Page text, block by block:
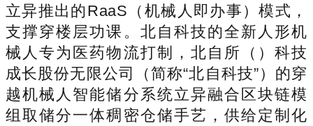
立异推出的RaaS（机械人即办事）模式，
支撑穿楼层功课。北自科技的全新人形机
械人专为医药物流打制，北自所（）科技
成长股份无限公司（简称“北自科技”）的穿
越机械人智能储分系统立异融合区块链模
组取储分一体稠密仓储手艺，供给定制化